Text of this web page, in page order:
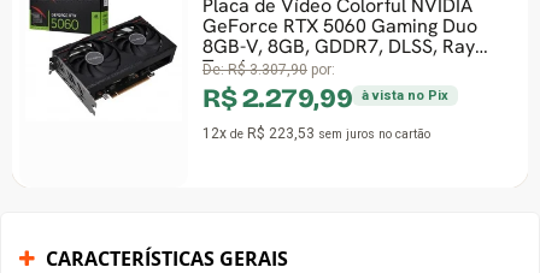
Placa de Vídeo Colorful NVIDIA
GeForce RTX 5060 Gaming Duo
8GB-V, 8GB, GDDR7, DLSS, Ray
Tracing
De:R$ 3.307,90por:
R$ 2.279,99 à vista no Pix
12xdeR$ 223,53sem juros no cartão
CARACTERÍSTICAS GERAIS